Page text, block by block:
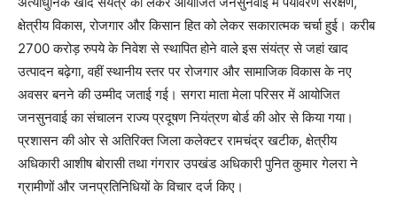
क्षेत्रीय विकास, रोजगार और किसान हित को लेकर सकारात्मक चर्चा हुई। करीब
2700 करोड़ रुपये के निवेश से स्थापित होने वाले इस संयंत्र से जहां खाद
उत्पादन बढ़ेगा, वहीं स्थानीय स्तर पर रोजगार और सामाजिक विकास के नए
अवसर बनने की उम्मीद जताई गई। सगरा माता मेला परिसर में आयोजित
जनसुनवाई का संचालन राज्य प्रदूषण नियंत्रण बोर्ड की ओर से किया गया।
प्रशासन की ओर से अतिरिक्त जिला कलेक्टर रामचंद्र खटीक, क्षेत्रीय
अधिकारी आशीष बोरासी तथा गंगरार उपखंड अधिकारी पुनित कुमार गेलरा ने
ग्रामीणों और जनप्रतिनिधियों के विचार दर्ज किए।